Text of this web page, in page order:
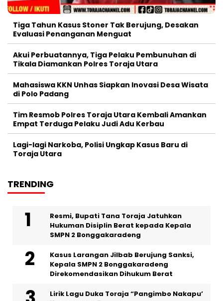
Tiga Tahun Kasus Stoner Tak Berujung, Desakan
Evaluasi Penanganan Menguat
Akui Perbuatannya, Tiga Pelaku Pembunuhan di
Tikala Diamankan Polres Toraja Utara
Mahasiswa KKN Unhas Siapkan Inovasi Desa Wisata
di Polo Padang
Tim Resmob Polres Toraja Utara Kembali Amankan
Empat Terduga Pelaku Judi Adu Kerbau
Lagi-lagi Narkoba, Polisi Ungkap Kasus Baru di
Toraja Utara
TRENDING
Resmi, Bupati Tana Toraja Jatuhkan
Hukuman Disiplin Berat kepada Kepala
SMPN 2 Bonggakaradeng
Kasus Larangan Jilbab Berujung Sanksi,
Kepala SMPN 2 Bonggakaradeng
Direkomendasikan Dihukum Berat
Lirik Lagu Duka Toraja “Pangimbo Nakapu’